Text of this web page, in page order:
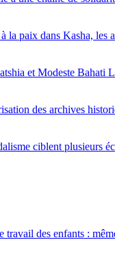
la paix dans Kasha,
et Modeste Bahati
des archives
ciblent plusieurs
travail des enfants :